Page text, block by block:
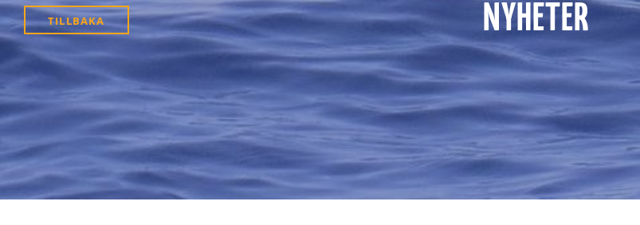
TILLBAKA NYHETER